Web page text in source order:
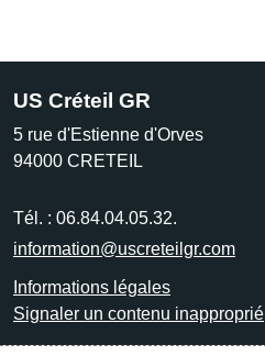
US Créteil GR
5 rue d'Estienne d'Orves
94000 CRETEIL
Tél. : 06.84.04.05.32.
information@uscreteilgr.com
Informations légales
Signaler un contenu inapproprié